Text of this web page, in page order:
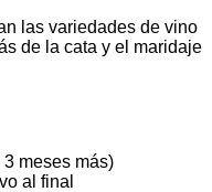
las variedades de vino
de la cata y el maridaje
meses más)
al final